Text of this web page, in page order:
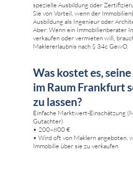
spezielle Ausbildung oder
Sie von Vorteil, wenn der
Ausbildung als Ingenieur oder
Aber: Wenn ein Immobilienberater
verkaufen oder vermieten will,
Maklererlaubnis nach § 34c GewO.
Was kostet es,
im Raum Frankfurt
zu lassen?
Einfache Marktwert-Einschätzung
Gutachter)
• 200–800 €
• Wird oft von Maklern angeboten,
Immobilie über sie zu verkaufen